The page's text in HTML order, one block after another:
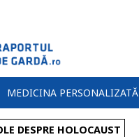
MEDICINA PERSONALIZATĂ
DESPRE HOLOCAUST